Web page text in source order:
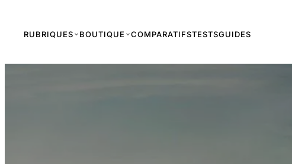
RUBRIQUES BOUTIQUE COMPARATIFSTESTSGUIDES